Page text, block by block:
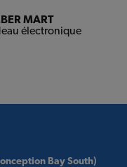
MART
électronique
Bay South)